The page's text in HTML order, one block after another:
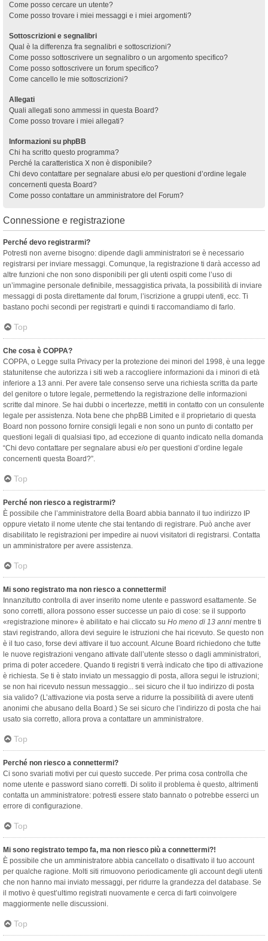
Come posso cercare un utente?
Come posso trovare i miei messaggi e i miei argomenti?
Sottoscrizioni e segnalibri
Qual è la differenza fra segnalibri e sottoscrizioni?
Come posso sottoscrivere un segnalibro o un argomento specifico?
Come posso sottoscrivere un forum specifico?
Come cancello le mie sottoscrizioni?
Allegati
Quali allegati sono ammessi in questa Board?
Come posso trovare i miei allegati?
Informazioni su phpBB
Chi ha scritto questo programma?
Perché la caratteristica X non è disponibile?
Chi devo contattare per segnalare abusi e/o per questioni d’ordine legale
concernenti questa Board?
Come posso contattare un amministratore del Forum?
Connessione e registrazione
Perché devo registrarmi?
Potresti non averne bisogno: dipende dagli amministratori se è necessario
registrarsi per inviare messaggi. Comunque, la registrazione ti darà accesso ad
altre funzioni che non sono disponibili per gli utenti ospiti come l’uso di
un’immagine personale definibile, messaggistica privata, la possibilità di inviare
messaggi di posta direttamente dal forum, l’iscrizione a gruppi utenti, ecc. Ti
bastano pochi secondi per registrarti e quindi ti raccomandiamo di farlo.
Top
Che cosa è COPPA?
COPPA, o Legge sulla Privacy per la protezione dei minori del 1998, è una legge
statunitense che autorizza i siti web a raccogliere informazioni da i minori di età
inferiore a 13 anni. Per avere tale consenso serve una richiesta scritta da parte
del genitore o tutore legale, permettendo la registrazione delle informazioni
scritte dal minore. Se hai dubbi o incertezze, mettiti in contatto con un consulente
legale per assistenza. Nota bene che phpBB Limited e il proprietario di questa
Board non possono fornire consigli legali e non sono un punto di contatto per
questioni legali di qualsiasi tipo, ad eccezione di quanto indicato nella domanda
“Chi devo contattare per segnalare abusi e/o per questioni d’ordine legale
concernenti questa Board?”.
Top
Perché non riesco a registrarmi?
È possibile che l’amministratore della Board abbia bannato il tuo indirizzo IP
oppure vietato il nome utente che stai tentando di registrare. Può anche aver
disabilitato le registrazioni per impedire ai nuovi visitatori di registrarsi. Contatta
un amministratore per avere assistenza.
Top
Mi sono registrato ma non riesco a connettermi!
Innanzitutto controlla di aver inserito nome utente e password esattamente. Se
sono corretti, allora possono esser successe un paio di cose: se il supporto
«registrazione minore» è abilitato e hai cliccato su Ho meno di 13 anni mentre ti
stavi registrando, allora devi seguire le istruzioni che hai ricevuto. Se questo non
è il tuo caso, forse devi attivare il tuo account. Alcune Board richiedono che tutte
le nuove registrazioni vengano attivate dall’utente stesso o dagli amministratori,
prima di poter accedere. Quando ti registri ti verrà indicato che tipo di attivazione
è richiesta. Se ti è stato inviato un messaggio di posta, allora segui le istruzioni;
se non hai ricevuto nessun messaggio... sei sicuro che il tuo indirizzo di posta
sia valido? (L’attivazione via posta serve a ridurre la possibilità di avere utenti
anonimi che abusano della Board.) Se sei sicuro che l’indirizzo di posta che hai
usato sia corretto, allora prova a contattare un amministratore.
Top
Perché non riesco a connettermi?
Ci sono svariati motivi per cui questo succede. Per prima cosa controlla che
nome utente e password siano corretti. Di solito il problema è questo, altrimenti
contatta un amministratore: potresti essere stato bannato o potrebbe esserci un
errore di configurazione.
Top
Mi sono registrato tempo fa, ma non riesco più a connettermi?!
È possibile che un amministratore abbia cancellato o disattivato il tuo account
per qualche ragione. Molti siti rimuovono periodicamente gli account degli utenti
che non hanno mai inviato messaggi, per ridurre la grandezza del database. Se
il motivo è quest’ultimo registrati nuovamente e cerca di farti coinvolgere
maggiormente nelle discussioni.
Top